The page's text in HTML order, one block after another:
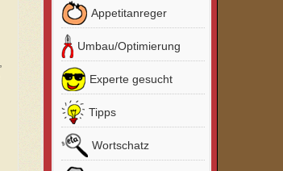
Appetitanreger
Umbau/Optimierung
Experte gesucht
Tipps
Wortschatz